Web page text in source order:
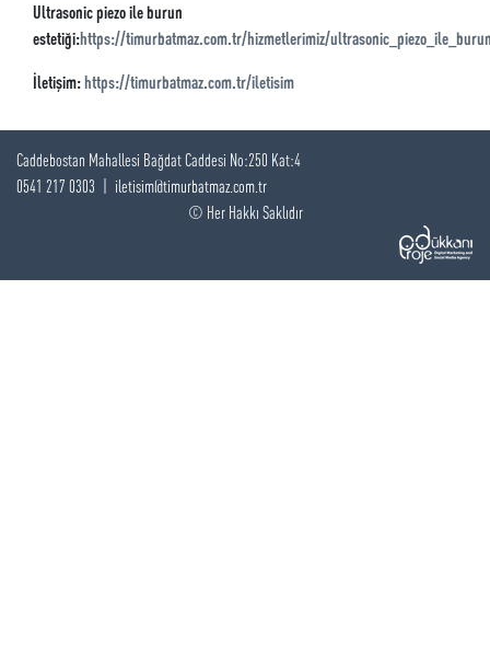
Ultrasonic piezo ile burun
estetiği:https://timurbatmaz.com.tr/hizmetlerimiz/
İletişim:https://timurbatmaz.com.tr/iletisim
Caddebostan Mahallesi Bağdat Caddesi No:250 Kat:4
0541 217 0303
iletisim@timurbatmaz.com.tr
© Her Hakkı Saklıdır